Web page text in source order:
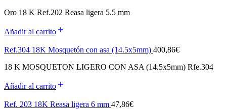
Oro 18 K Ref.202 Reasa ligera 5.5 mm
Añadir al carrito
Ref.304 18K Mosquetón con asa (14.5x5mm) 400,86€
18 K MOSQUETON LIGERO CON ASA (14.5x5mm) Rfe.304
Añadir al carrito
Ref. 203 18K Reasa ligera 6 mm 47,86€